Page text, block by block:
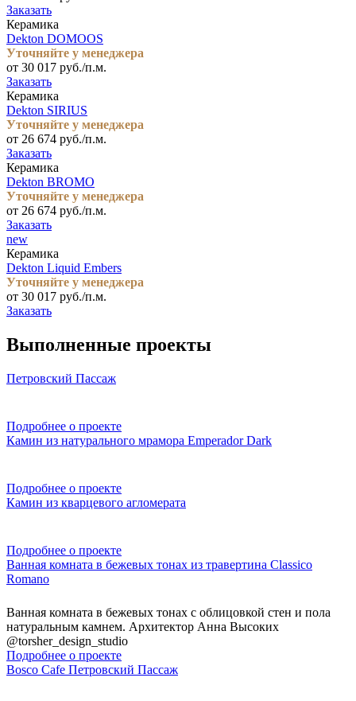
Заказать
Керамика
Dekton DOMOOS
Уточняйте у менеджера
от 30 017 руб./п.м.
Заказать
Керамика
Dekton SIRIUS
Уточняйте у менеджера
от 26 674 руб./п.м.
Заказать
Керамика
Dekton BROMO
Уточняйте у менеджера
от 26 674 руб./п.м.
Заказать
new
Керамика
Dekton Liquid Embers
Уточняйте у менеджера
от 30 017 руб./п.м.
Заказать
Выполненные проекты
Петровский Пассаж
Подробнее о проекте
Камин из натурального мрамора Emperador Dark
Подробнее о проекте
Камин из кварцевого агломерата
Подробнее о проекте
Ванная комната в бежевых тонах из травертина Classico
Romano
Ванная комната в бежевых тонах с облицовкой стен и пола
натуральным камнем. Архитектор Анна Высоких
@torsher_design_studio
Подробнее о проекте
Bosco Cafe Петровский Пассаж